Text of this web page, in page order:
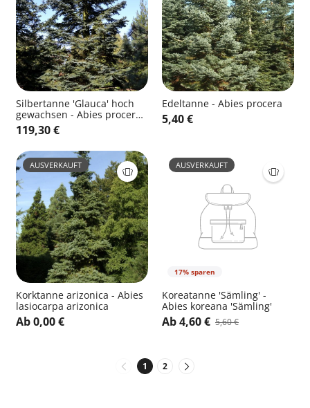
Silbertanne 'Glauca' hoch
gewachsen - Abies procera
'Glauca' hoch gewachsen
119,30 €
Edeltanne - Abies procera
5,40 €
AUSVERKAUFT
Korktanne arizonica - Abies
lasiocarpa arizonica
Ab 0,00 €
17% sparen
AUSVERKAUFT
Koreatanne 'Sämling' -
Abies koreana 'Sämling'
Ab 4,60 € 5,60 €
1 2